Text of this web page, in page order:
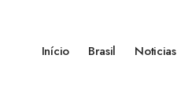
Início Brasil Noticias